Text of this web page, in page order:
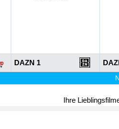
DAZN 1
Ihre